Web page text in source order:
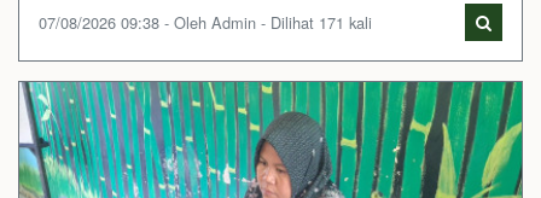
07/08/2026 09:38 - Oleh Admin - Dilihat 171 kali